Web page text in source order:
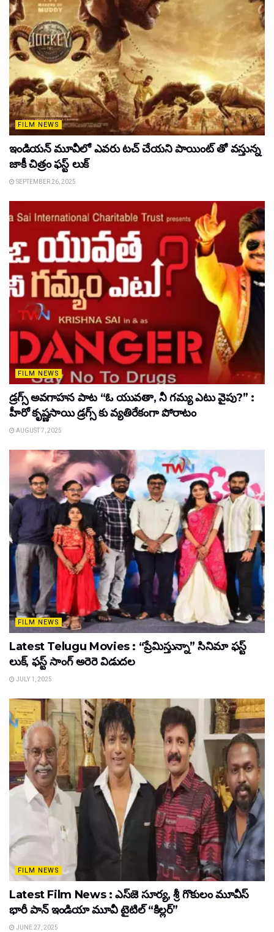
FILM NEWS
ఇండియన్ మూవీలో ఎవరు టచ్ చేయని పాయింట్ తో వస్తున్న
జాకీ చిత్రం ఫస్ట్ లుక్
SEPTEMBER 26, 2025
FILM NEWS
డ్రగ్స్ అవగాహన పాట “ఓ యువతా, నీ గమ్య ఎటు వైపు?” :
హీరో కృష్ణసాయి డ్రగ్స్ కు వ్యతిరేకంగా పోరాటం
AUGUST 7, 2025
FILM NEWS
Latest Telugu Movies : “ప్రేమిస్తున్నా” సినిమా ఫస్ట్
లుక్, ఫస్ట్ సాంగ్ అరెరె విడుదల
JULY 1, 2025
FILM NEWS
Latest Film News : ఎస్‌జె సూర్య, శ్రీ గొకులం మూవీస్‌
భారీ పాన్‌ ఇండియా మూవీ టైటిల్ “కిల్లర్”
JUNE 27, 2025